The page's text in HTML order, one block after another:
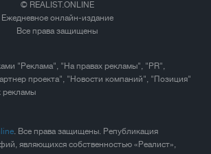
© REALIST.ONLINE
Ежедневное онлайн-издание
Все права защищены
"Реклама", "На правах рекламы", "PR",
проекта", "Новости компаний", "Позиция"
рекламы
. Все права защищены. Републикация
являющихся собственностью «Реалист»,